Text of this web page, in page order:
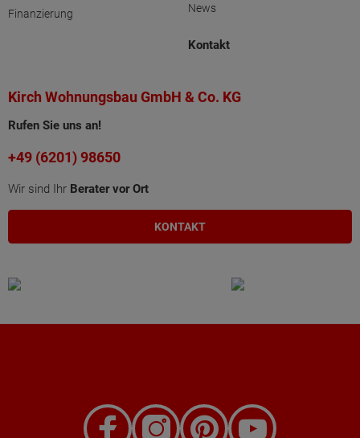
Finanzierung
News
Kontakt
Kirch Wohnungsbau GmbH & Co. KG
Rufen Sie uns an!
+49 (6201) 98650
Wir sind Ihr Berater vor Ort
KONTAKT